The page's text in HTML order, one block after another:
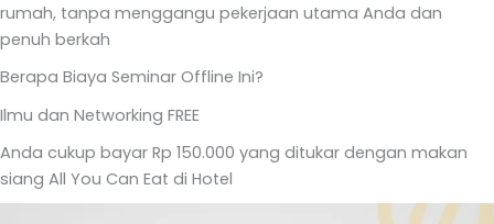
rumah, tanpa menggangu pekerjaan utama Anda dan
penuh berkah
Berapa Biaya Seminar Offline Ini?
Ilmu dan Networking FREE
Anda cukup bayar Rp 150.000 yang ditukar dengan makan
siang All You Can Eat di Hotel